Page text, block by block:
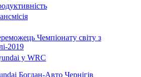
Чемпіонату світу з
2019
у WRC